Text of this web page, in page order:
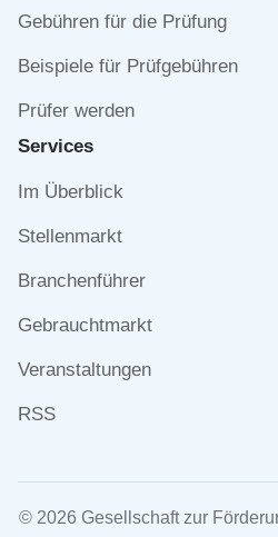
Gebühren für die Prüfung
Beispiele für Prüfgebühren
Prüfer werden
Services
Navigation
Im Überblick
Stellenmarkt
Branchenführer
Gebrauchtmarkt
Veranstaltungen
RSS
© 2026 Gesellschaft zur